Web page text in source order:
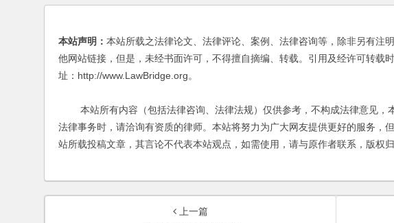
本站声明： 本站所载之法律论文、法律评论、案例、法律咨询等，除非另有注
他网站链接，但是，未经书面许可，不得擅自摘编、转载。引用及经许可转载
址：http://www.LawBridge.org。
本站所有内容（包括法律咨询、法律法规）仅供参考，不构成法律意见，
法律事务时，请洽询有资质的律师。本站将努力为广大网友提供更好的服务，
站所载投稿文章，其言论不代表本站观点，如需使用，请与原作者联系，版权归
上一篇